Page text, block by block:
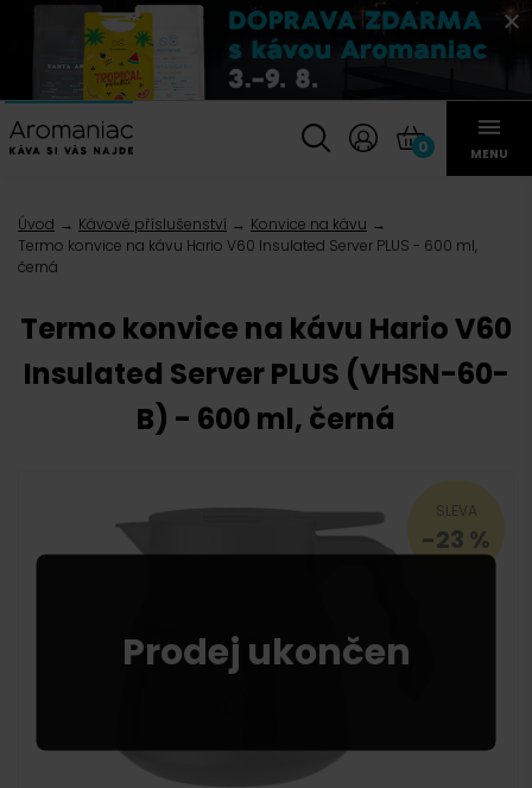
0 MENU
Úvod Kávové příslušenství
Konvice na kávu
Termo konvice na kávu Hario V60 Insulated Server PLUS - 600 ml,
černá
Termo konvice na kávu Hario V60
Insulated Server PLUS (VHSN-60-
B) - 600 ml, černá
SLEVA
-23 %